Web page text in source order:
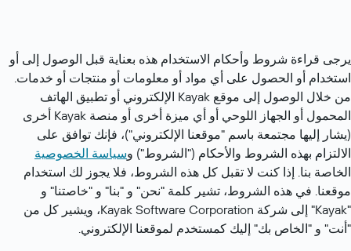
يرجى قراءة شروط وأحكام الاستخدام هذه بعناية قبل الوصول إلى أو
استخدام أو الحصول على أي مواد أو معلومات أو منتجات أو خدمات.
من خلال الوصول إلى موقع Kayak الإلكتروني أو تطبيق الهاتف
المحمول أو الجهاز اللوحي أو أي ميزة أخرى أو منصة Kayak أخرى
(يشار إليها مجتمعة باسم "موقعنا الإلكتروني")، فإنك توافق على
الالتزام بهذه الشروط والأحكام ("الشروط") وسياسة الخصوصية
الخاصة بنا. إذا كنت لا تقبل كل هذه الشروط، فلا يجوز لك استخدام
موقعنا. في هذه الشروط، تشير كلمة "نحن" و "بنا" و "خاصتنا" و
"Kayak" إلى شركة Kayak Software Corporation، ويشير كل من
"أنت" و "الخاص بك" إليك كمستخدم لموقعنا الإلكتروني.